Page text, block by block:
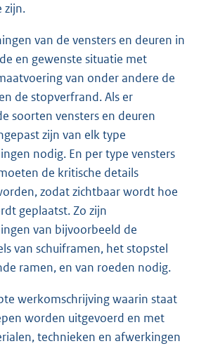
zijn.
van de vensters en deuren in
en gewenste situatie met
van onder andere de
de stopverfrand. Als er
soorten vensters en deuren
zijn van elk type
nodig. En per type vensters
de kritische details
zodat zichtbaar wordt hoe
geplaatst. Zo zijn
van bijvoorbeeld de
van schuiframen, het stopstel
ramen, en van roeden nodig.
werkomschrijving waarin staat
worden uitgevoerd en met
technieken en afwerkingen